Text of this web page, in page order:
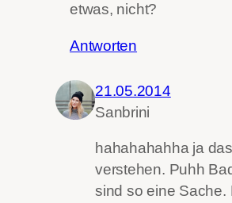
etwas, nicht?
Antworten
21.05.2014
Sanbrini
hahahahahha ja
verstehen. Puhh
sind so eine Sache.